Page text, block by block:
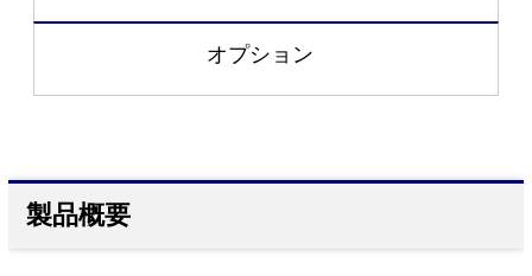
オプション
製品概要